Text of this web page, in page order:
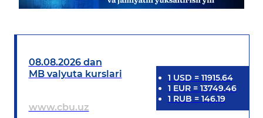
08.08.2026 dan
MB valyuta kurslari
www.cbu.uz
1 USD = 11915.64
1 EUR= 13749.46
1 RUB = 146.19